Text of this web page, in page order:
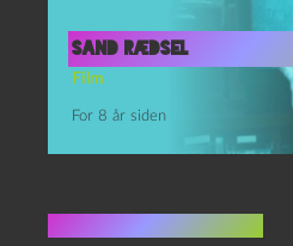
Sand rædsel
Film
For 8 år siden